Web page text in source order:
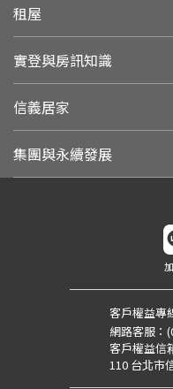
租屋
實登與房訊知識
信義居家
集團與永續發展
客戶權益專
網路客服：
客戶權益信
110 台北市